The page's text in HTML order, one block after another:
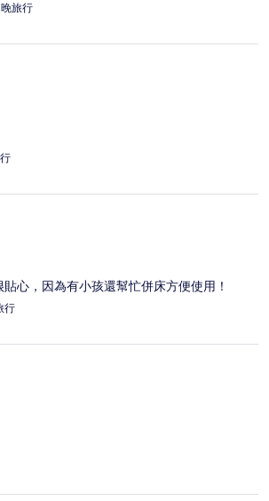
旅行
心，因為有小孩還幫忙併床方便使用！
行